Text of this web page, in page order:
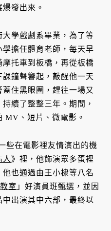
發出來。
學戲劇系畢業，為了等
擔任體育老師，每天早
摩托車到板橋，再從板橋
鐘聲響起，敲醒他一天
住黑眼圈，趕往一場又
續了整整三年。期間，
MV、短片、微電影。
些在電影裡友情演出的機
人 》裡，他飾演眾多蛋裡
也通過由王小棣等八名
室 」好演員班甄選，並因
中出演其中六部，最終以